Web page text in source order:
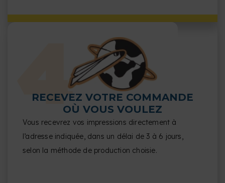
RECEVEZ VOTRE COMMANDE
OÙ VOUS VOULEZ
Vous recevrez vos impressions directement à
l’adresse indiquée, dans un délai de 3 à 6 jours,
selon la méthode de production choisie.